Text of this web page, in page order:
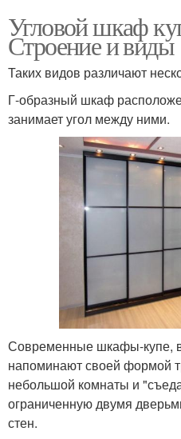
Угловой шкаф
Строение и виды
Таких видов различают
Г-образный шкаф
занимает угол между ними.
Современные шкафы-купе,
напоминают своей формой
небольшой комнаты и
ограниченную двумя
стен.